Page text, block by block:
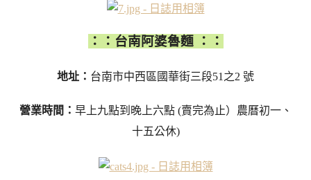
：：台南阿婆魯麵 ：：
地址： 台南市中西區國華街三段51之2 號
營業時間： 早上九點到晚上六點 (賣完為止）農曆初一、
十五公休)